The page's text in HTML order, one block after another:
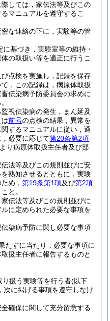
しては，家伝法等及びこの
マニュアルを遵守するこ
な連絡の下に，実験等の管
に基づき，実験室等の維持・
の取扱い等を適正に行うこ
点検を実施し，記録を保存
，この記録は，病原体取扱
伝染病予防委員会の求めに
視伝染病の発生，まん延及
前号の点検の結果，異常を
するマニュアルに従い，適
必要に応じて第20条第2項
り病原体取扱主任者及び部
法等及びこの規則並びに安
熟知させるとともに，実験
め， 第19条第1項及び第2項
と。
伝法等及びこの規則並びに
に定められた必要な事項を
染病予防に関し必要な事項
たすに当たり，必要な事項に
扱主任者に報告するものと
扱う実験等を行う者(以下
次に掲げる事項を遵守しなけ
確保に関して充分留意する